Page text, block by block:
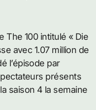
The 100 intitulé « Die
avec 1.07 million de
l’épisode par
présents
saison 4 la semaine